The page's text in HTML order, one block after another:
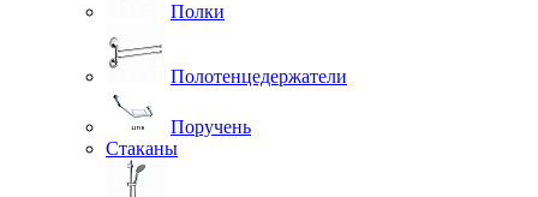
Полки
Полотенцедержатели
Поручень
Стаканы